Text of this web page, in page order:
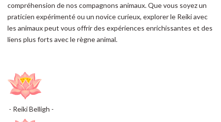
compréhension de nos compagnons animaux. Que vous soyez un
praticien expérimenté ou un novice curieux, explorer le Reiki avec
les animaux peut vous offrir des expériences enrichissantes et des
liens plus forts avec le règne animal.
- Reiki Belligh -